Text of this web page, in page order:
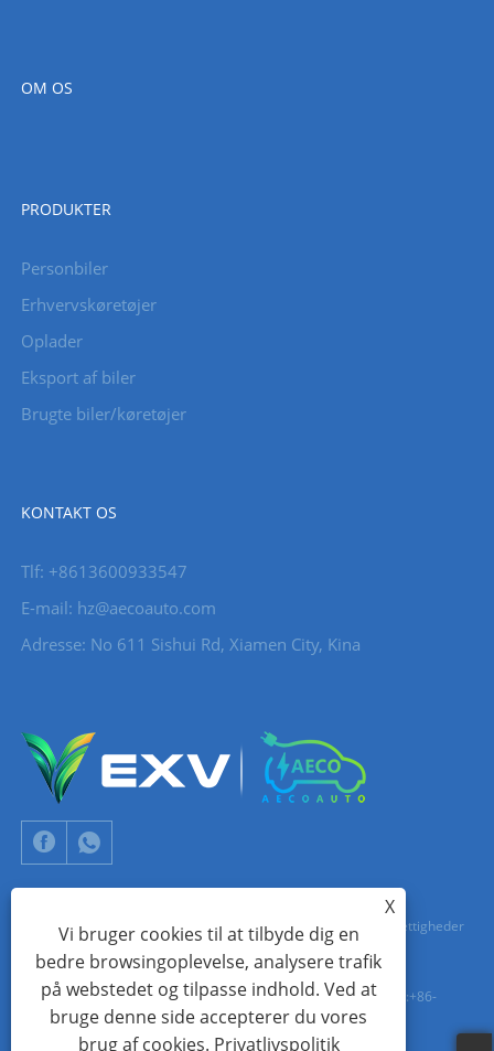
OM OS
PRODUKTER
Personbiler
Erhvervskøretøjer
Oplader
Eksport af biler
Brugte biler/køretøjer
KONTAKT OS
Tlf: +8613600933547
E-mail: hz@aecoauto.com
Adresse: No 611 Sishui Rd, Xiamen City, Kina
Copyright © 2024 Xiamen Aecoauto Technology Co., Ltd. Alle rettigheder
forbeholdes.
TEKNISK SUPPORT FOR HJEMMESIDE: TIANYU NETVÆRK jack Lin:+86-
15559188336
X
Vi bruger cookies til at tilbyde dig en
bedre browsingoplevelse, analysere trafik
på webstedet og tilpasse indhold. Ved at
bruge denne side accepterer du vores
brug af cookies. Privatlivspolitik